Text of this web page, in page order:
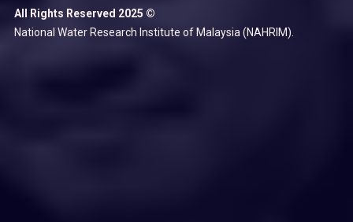
All Rights Reserved 2025 ©
National Water Research Institute of Malaysia (NAHRIM).